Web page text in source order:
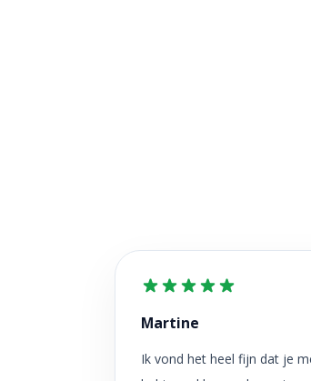
Martine
Ik vond het heel fijn dat je